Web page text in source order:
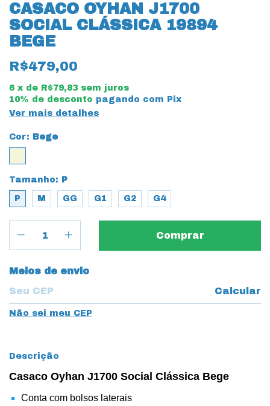
CASACO OYHAN J1700
SOCIAL CLÁSSICA 19894
BEGE
R$479,00
6 x de R$79,83 sem juros
10% de desconto pagando com Pix
Ver mais detalhes
Cor: Bege
Tamanho: P
P M GG G1 G2 G4
Entregas para o CEP:
Meios de envio
Calcular
Não sei meu CEP
Descrição
Casaco Oyhan J1700 Social Clássica Bege
Conta com bolsos laterais